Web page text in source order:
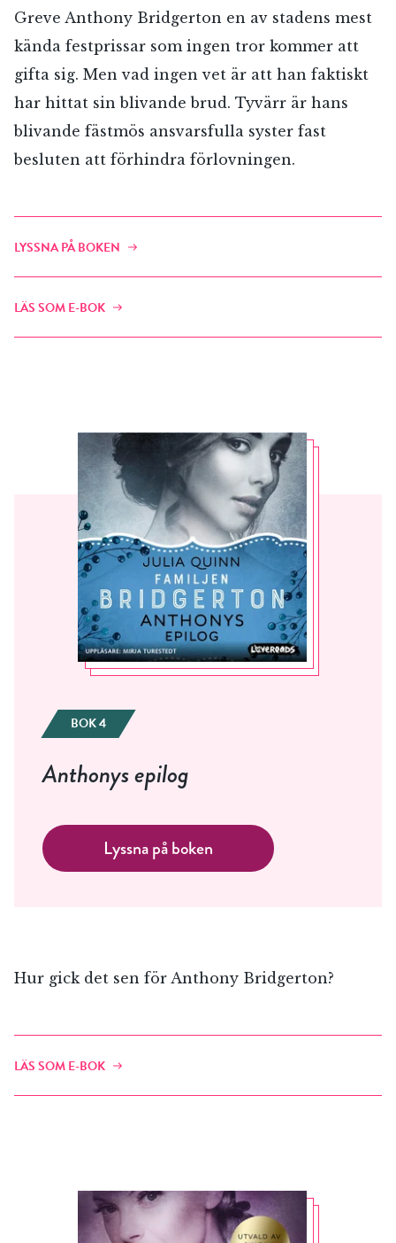
Greve Anthony Bridgerton en av stadens mest
kända festprissar som ingen tror kommer att
gifta sig. Men vad ingen vet är att han faktiskt
har hittat sin blivande brud. Tyvärr är hans
blivande fästmös ansvarsfulla syster fast
besluten att förhindra förlovningen.
LYSSNA PÅ BOKEN
LÄS SOM E-BOK
BOK 4
Anthonys epilog
Lyssna på boken
Hur gick det sen för Anthony Bridgerton?
LÄS SOM E-BOK